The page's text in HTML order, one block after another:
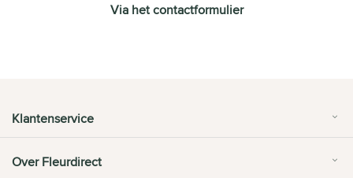
Via het contactformulier
Klantenservice
Over Fleurdirect